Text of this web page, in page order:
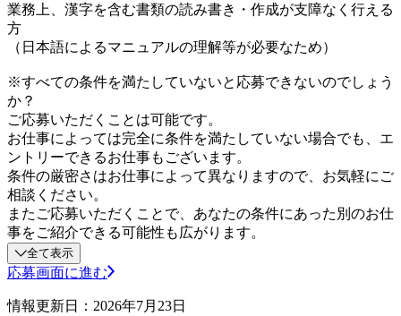
業務上、漢字を含む書類の読み書き・作成が支障なく行える
方
（日本語によるマニュアルの理解等が必要なため）
※すべての条件を満たしていないと応募できないのでしょう
か？
ご応募いただくことは可能です。
お仕事によっては完全に条件を満たしていない場合でも、エ
ントリーできるお仕事もございます。
条件の厳密さはお仕事によって異なりますので、お気軽にご
相談ください。
またご応募いただくことで、あなたの条件にあった別のお仕
事をご紹介できる可能性も広がります。
全て表示
応募画面に進む
情報更新日：2026年7月23日